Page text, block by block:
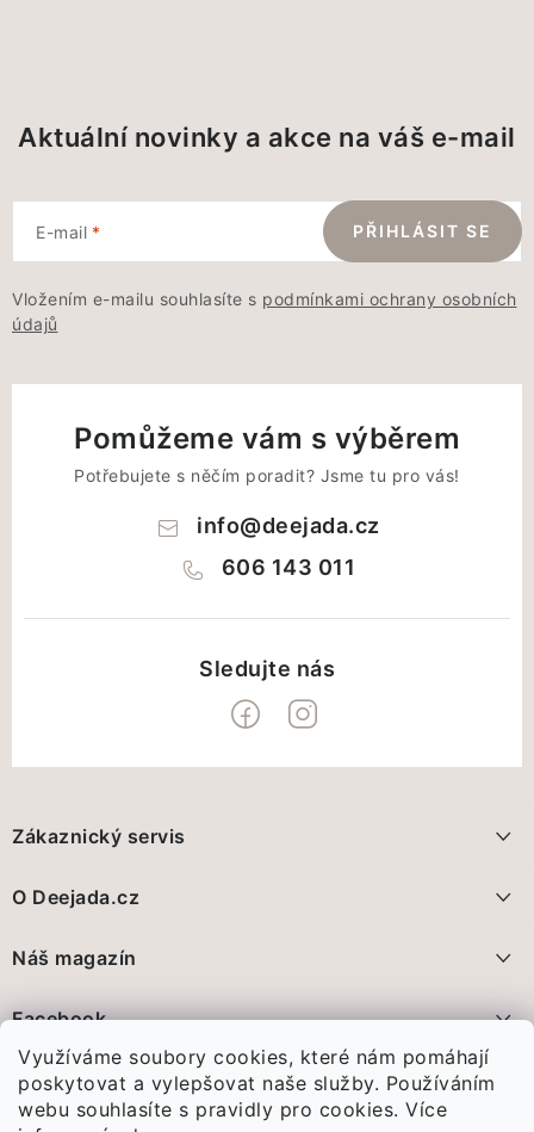
Využíváme soubory cookies, které nám pomáhají
poskytovat a vylepšovat naše služby. Používáním
webu souhlasíte s pravidly pro cookies. Více
Aktuální novinky a akce na váš e-mail
E-mail
Vložením e-mailu souhlasíte s podmínkami ochrany osobních
údajů
PŘIHLÁSIT SE
Pomůžeme vám s výběrem
Potřebujete s něčím poradit? Jsme tu pro vás!
info@deejada.cz
606 143 011
p
a
Zákaznický servis
Vrácení zboží a reklamace
Obchodní podmínky
Ochrana Osobních údajů GDPR
Spojte se s námi
O Deejada.cz
Poznejte nás
Náš magazín
Před pár dny jsme vám oznámili...
Vánoce, které nám změnily celý život
Facebook